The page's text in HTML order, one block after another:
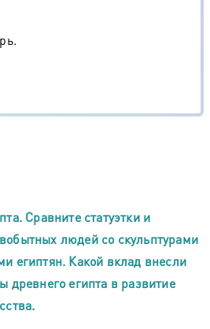
Сравните статуэтки и
людей со скульптурами
египтян. Какой вклад внесли
древнего египта в развитие